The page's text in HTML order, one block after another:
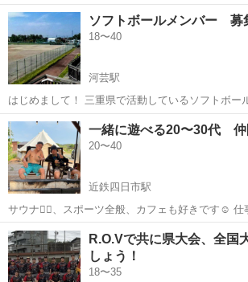
業務をお任せいたします。 (1)コーティング炉のメ
補助。 炉の操作等は社員さんがしていただけます
リ取り。 エアガンで...
三重 伊賀市 工場
ソフトボールメンバー 募
18〜40
河芸駅
はじめまして！ 三重県で活動しているソフトボールチ
２６年の始動に向け現在メンバーを１〜２名募集して
くソフトボールを始めたい方、是非是非ご応募い
す！ ご興味...
三重 津市 河芸駅 チーム
一緒に遊べる20〜30代
20〜40
近鉄四日市駅
サウナ🧖‍♀️、スポーツ全般、カフェも好きです☺️ 仕事以外で 友達増や
すのって難しくなってきませんか？？ 自分はそう
や引っ越してきての友達増やしの きっかけになれば✨ 気楽に問
せまで、コメ...
三重 四日市市 近鉄四日市駅 スポーツ
R.O.Vで共に県大会、全国
しょう！
18〜35